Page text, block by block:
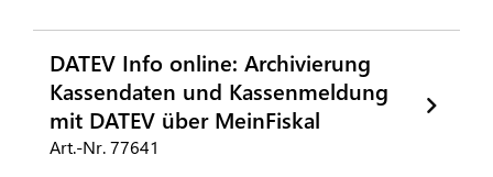
DATEV Info online: Archivierung
Kassendaten und Kassenmeldung
mit DATEV über MeinFiskal
Art.-Nr. 77641